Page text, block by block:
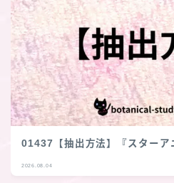
01437【抽出方法】『スターア
2026.08.04